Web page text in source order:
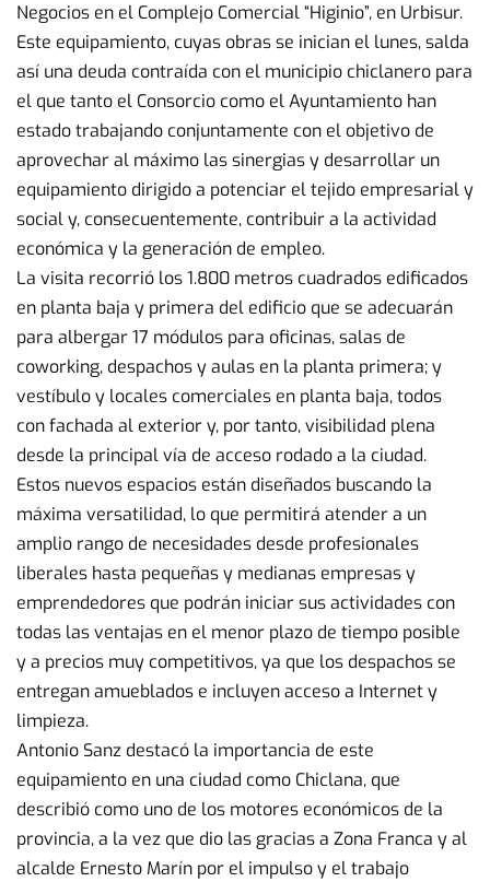
Negocios en el Complejo Comercial “Higinio”, en Urbisur.
Este equipamiento, cuyas obras se inician el lunes, salda
así una deuda contraída con el municipio chiclanero para
el que tanto el Consorcio como el Ayuntamiento han
estado trabajando conjuntamente con el objetivo de
aprovechar al máximo las sinergias y desarrollar un
equipamiento dirigido a potenciar el tejido empresarial y
social y, consecuentemente, contribuir a la actividad
económica y la generación de empleo.
La visita recorrió los 1.800 metros cuadrados edificados
en planta baja y primera del edificio que se adecuarán
para albergar 17 módulos para oficinas, salas de
coworking, despachos y aulas en la planta primera; y
vestíbulo y locales comerciales en planta baja, todos
con fachada al exterior y, por tanto, visibilidad plena
desde la principal vía de acceso rodado a la ciudad.
Estos nuevos espacios están diseñados buscando la
máxima versatilidad, lo que permitirá atender a un
amplio rango de necesidades desde profesionales
liberales hasta pequeñas y medianas empresas y
emprendedores que podrán iniciar sus actividades con
todas las ventajas en el menor plazo de tiempo posible
y a precios muy competitivos, ya que los despachos se
entregan amueblados e incluyen acceso a Internet y
limpieza.
Antonio Sanz destacó la importancia de este
equipamiento en una ciudad como Chiclana, que
describió como uno de los motores económicos de la
provincia, a la vez que dio las gracias a Zona Franca y al
alcalde Ernesto Marín por el impulso y el trabajo